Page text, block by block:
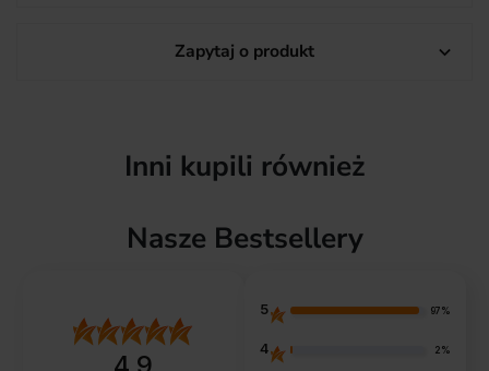
Zapytaj o produkt 
Inni kupili również
Nasze Bestsellery
4.9
5 97%
4 2%